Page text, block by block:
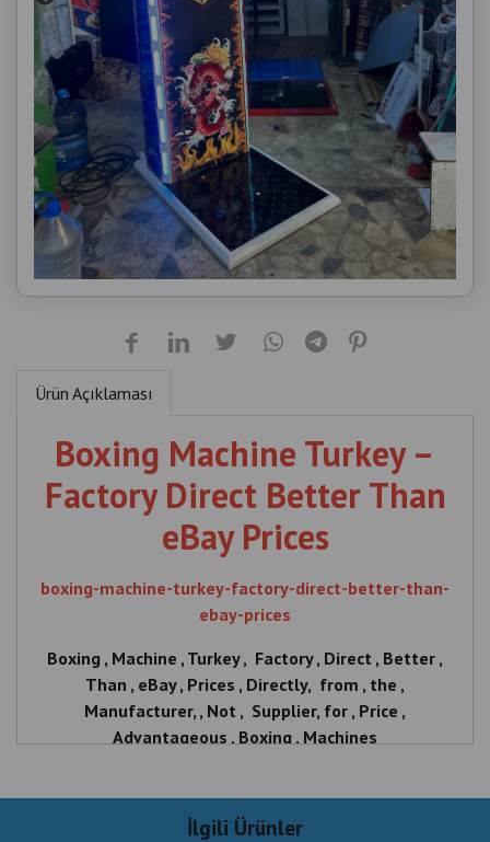
Ürün Açıklaması
Boxing Machine Turkey –
Factory Direct Better Than
eBay Prices
boxing-machine-turkey-factory-direct-better-than-
ebay-prices
Boxing , Machine , Turkey , Factory , Direct , Better ,
Than , eBay , Prices , Directly, from , the ,
Manufacturer, , Not , Supplier, for , Price ,
Advantageous , Boxing , Machines
İlgili Ürünler